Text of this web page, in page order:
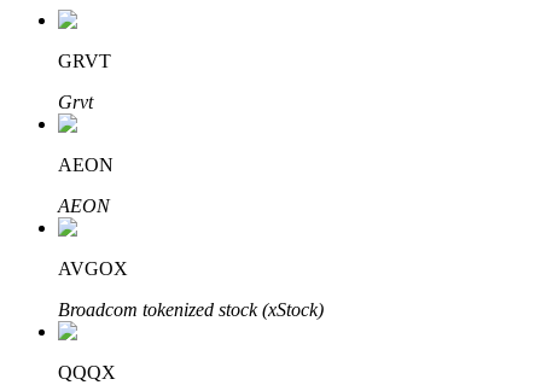
الاستثمار التلقائي
احصل على أرباح طويلة الأجل وفوائد مرنة
GRVT
Grvt
AEON
AEON
AVGOX
Broadcom tokenized stock (xStock)
QQQX